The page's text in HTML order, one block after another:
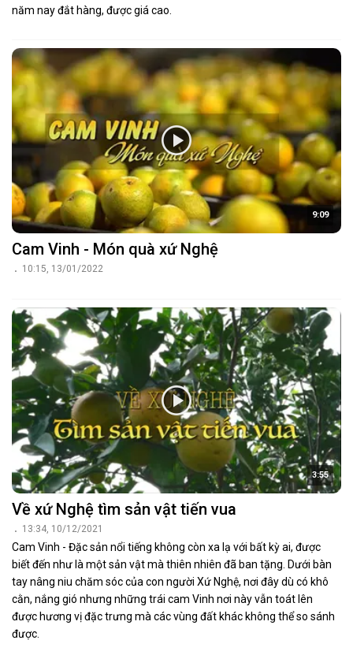
năm nay đắt hàng, được giá cao.
9:09
Cam Vinh - Món quà xứ Nghệ
10:15, 13/01/2022
3:55
Về xứ Nghệ tìm sản vật tiến vua
13:34, 10/12/2021
Cam Vinh - Đặc sản nổi tiếng không còn xa lạ với bất kỳ ai, được
biết đến như là một sản vật mà thiên nhiên đã ban tặng. Dưới bàn
tay nâng niu chăm sóc của con người Xứ Nghệ, nơi đây dù có khô
cằn, nắng gió nhưng những trái cam Vinh nơi này vẫn toát lên
được hương vị đặc trưng mà các vùng đất khác không thể so sánh
được.